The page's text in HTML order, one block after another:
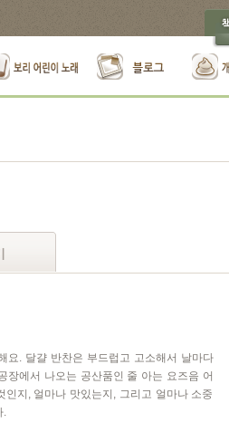
요. 달걀 반찬은 부드럽고 고소해서 날마다
장에서 나오는 공산품인 줄 아는 요즈음 어
인지, 얼마나 맛있는지, 그리고 얼마나 소중
.